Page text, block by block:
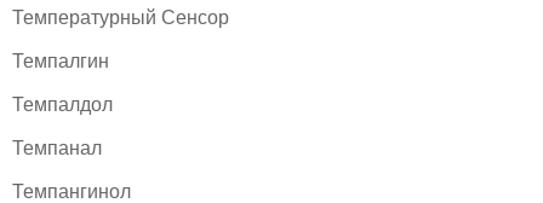
Температурный Сенсор
Темпалгин
Темпалдол
Темпанал
Темпангинол